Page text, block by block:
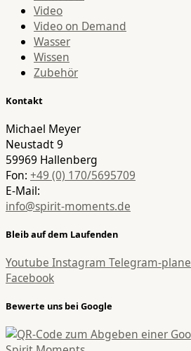
Video
Video on Demand
Wasser
Wissen
Zubehör
Kontakt
Michael Meyer
Neustadt 9
59969 Hallenberg
Fon: +49 (0) 170/5695709
E-Mail:
info@spirit-moments.de
Bleib auf dem Laufenden
Youtube Instagram Telegram-plane
Facebook
Bewerte uns bei Google